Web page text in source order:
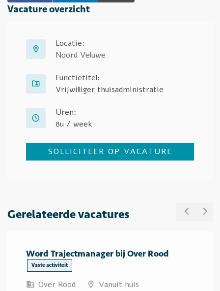
Vacature overzicht
Locatie:
Noord Veluwe
Functietitel:
Vrijwilliger thuisadministratie
Uren:
8u / week
SOLLICITEER OP VACATURE
Gerelateerde vacatures
Word Trajectmanager bij Over Rood
Vaste activiteit
Over Rood Vanuit huis